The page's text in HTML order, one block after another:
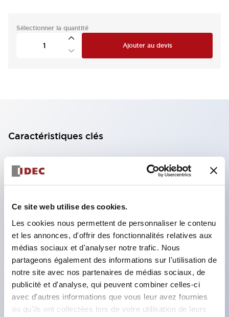
Ce site web utilise des cookies.
Les cookies nous permettent de personnaliser le contenu
et les annonces, d'offrir des fonctionnalités relatives aux
médias sociaux et d'analyser notre trafic. Nous
partageons également des informations sur l'utilisation de
notre site avec nos partenaires de médias sociaux, de
publicité et d'analyse, qui peuvent combiner celles-ci
avec d'autres informations que vous leur avez fournies
ou qu'ils ont collectées lors de votre utilisation de leurs
Sélectionner la quantité
Ajouter au devis
Caractéristiques clés
Bloc de contact à 2 étages avec 2 contacts,
permettant une configuration à 4 contacts
Profondeur du panneau de 39,9 mm (*bloc de
contact à 11 étages), 59,9 mm (*bloc de contact à
22 étages). Conception peu encombrante
Structure de sécurité de 3e génération :
déclenchement à 2 actions, garde intégrée,
structure de protection des doigts IP20.